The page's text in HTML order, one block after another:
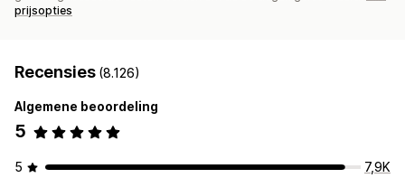
prijsopties
Recensies (8.126)
Algemene beoordeling
5
5
7,9K